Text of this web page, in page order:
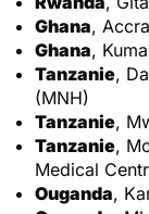
Ghana,
Ghana,
Tanzanie,
(MNH)
Tanzanie,
Tanzanie,
Medical
Ouganda,